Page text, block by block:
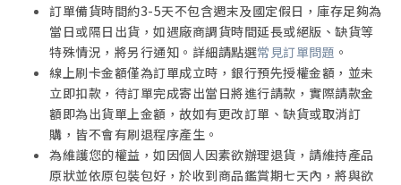
訂單備貨時間約3-5天不包含週末及國定假日，庫存足夠為
當日或隔日出貨，如遇廠商調貨時間延長或絕版、缺貨等
特殊情況，將另行通知。詳細請點選常見訂單問題 。
線上刷卡金額僅為訂單成立時，銀行預先授權金額，並未
立即扣款，待訂單完成寄出當日將進行請款，實際請款金
額即為出貨單上金額，故如有更改訂單、缺貨或取消訂
購，皆不會有刷退程序產生。
為維護您的權益，如因個人因素欲辦理退貨，請維持產品
原狀並依原包裝包好，於收到商品鑑賞期七天內，將與欲